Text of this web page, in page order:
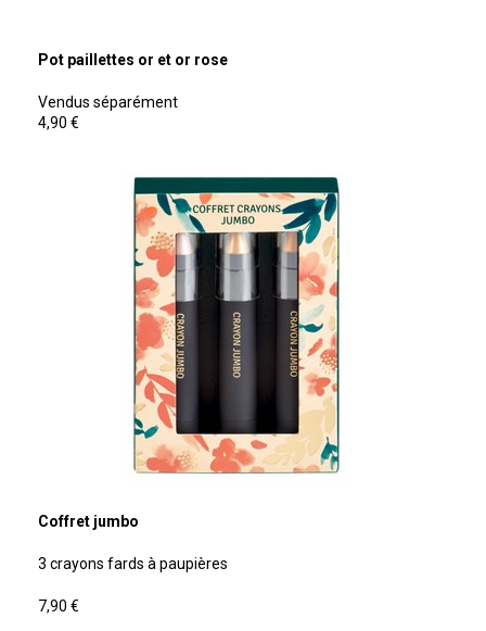
Pot paillettes or et or rose
Vendus séparément
4,90 €
Coffret jumbo
3 crayons fards à paupières
7,90 €